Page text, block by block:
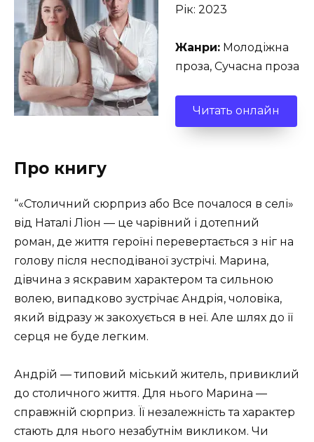
Рік: 2023
Жанри: Молодіжна
проза, Сучасна проза
Читать онлайн
Про книгу
“«Столичний сюрприз або Все почалося в селі»
від Наталі Ліон — це чарівний і дотепний
роман, де життя героїні перевертається з ніг на
голову після несподіваної зустрічі. Марина,
дівчина з яскравим характером та сильною
волею, випадково зустрічає Андрія, чоловіка,
який відразу ж закохується в неї. Але шлях до її
серця не буде легким.
Андрій — типовий міський житель, привиклий
до столичного життя. Для нього Марина —
справжній сюрприз. Її незалежність та характер
стають для нього незабутнім викликом. Чи